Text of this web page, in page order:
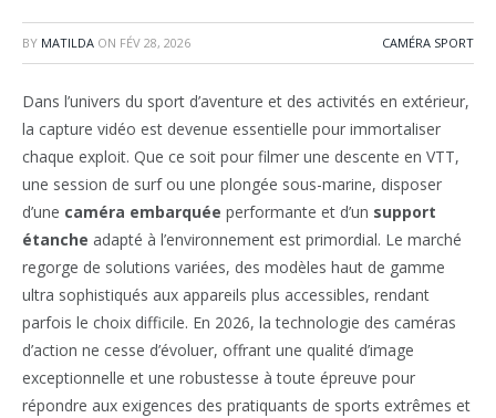
BY MATILDA ON FÉV 28, 2026 CAMÉRA SPORT
Dans l’univers du sport d’aventure et des activités en extérieur,
la capture vidéo est devenue essentielle pour immortaliser
chaque exploit. Que ce soit pour filmer une descente en VTT,
une session de surf ou une plongée sous-marine, disposer
d’une caméra embarquée performante et d’un support
étanche adapté à l’environnement est primordial. Le marché
regorge de solutions variées, des modèles haut de gamme
ultra sophistiqués aux appareils plus accessibles, rendant
parfois le choix difficile. En 2026, la technologie des caméras
d’action ne cesse d’évoluer, offrant une qualité d’image
exceptionnelle et une robustesse à toute épreuve pour
répondre aux exigences des pratiquants de sports extrêmes et